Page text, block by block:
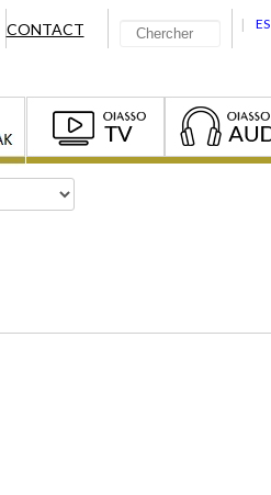
ES
CONTACT